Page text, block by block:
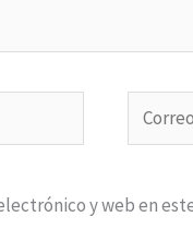
Correo
y web en